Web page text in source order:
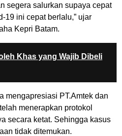
segera salurkan supaya cepat
19 ini cepat berlalu,” ujar
Kepri Batam.
Khas yang Wajib Dibeli
mengapresiasi PT.Amtek dan
menerapkan protokol
secara ketat. Sehingga kasus
tidak ditemukan.